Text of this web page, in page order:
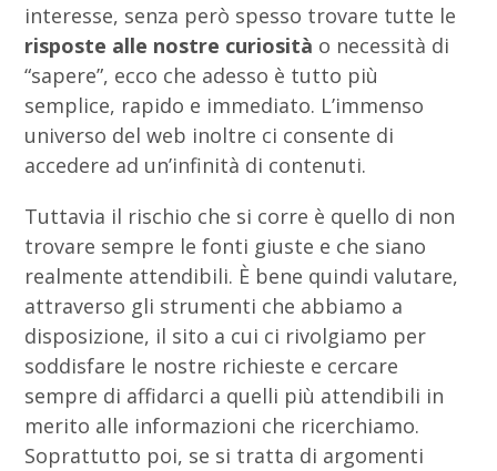
interesse, senza però spesso trovare tutte le
risposte alle nostre curiosità o necessità di
“sapere”, ecco che adesso è tutto più
semplice, rapido e immediato. L’immenso
universo del web inoltre ci consente di
accedere ad un’infinità di contenuti.
Tuttavia il rischio che si corre è quello di non
trovare sempre le fonti giuste e che siano
realmente attendibili. È bene quindi valutare,
attraverso gli strumenti che abbiamo a
disposizione, il sito a cui ci rivolgiamo per
soddisfare le nostre richieste e cercare
sempre di affidarci a quelli più attendibili in
merito alle informazioni che ricerchiamo.
Soprattutto poi, se si tratta di argomenti